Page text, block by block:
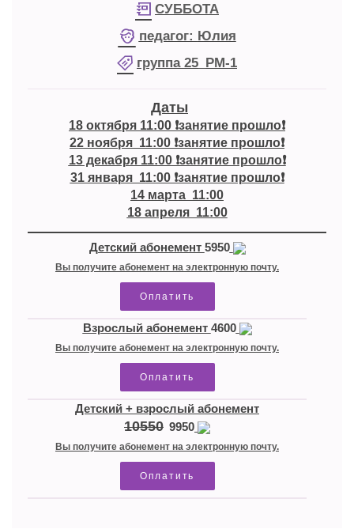
СУББОТА
педагог: Юлия
группа 25_РМ-1
Даты
18 октября 11:00 ❗занятие прошло❗
22 ноября  11:00 ❗занятие прошло❗
13 декабря 11:00 ❗занятие прошло❗
31 января  11:00 ❗занятие прошло❗
14 марта  11:00
18 апреля  11:00
Детский абонемент 5950
Вы получите абонемент на электронную почту.
Оплатить
Взрослый абонемент 4600
Вы получите абонемент на электронную почту.
Оплатить
Детский + взрослый абонемент
10550 9950
Вы получите абонемент на электронную почту.
Оплатить